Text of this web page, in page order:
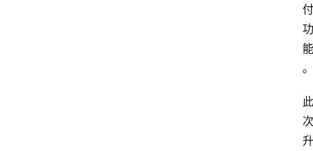
付
功
能
。
此
次
升